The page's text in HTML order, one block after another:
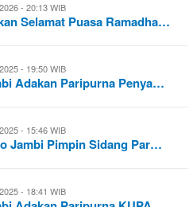
- 20:13 WIB
Selamat Puasa Ramadha…
- 19:50 WIB
Adakan Paripurna Penya…
- 15:46 WIB
Jambi Pimpin Sidang Par…
- 18:41 WIB